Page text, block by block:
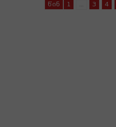
წინ 1 ... 3 4